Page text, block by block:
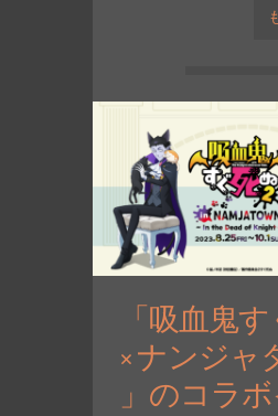
「吸血鬼
× ナンジャ
」のコラ